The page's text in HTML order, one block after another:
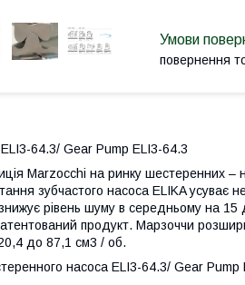
повернення
64.3/ Gear Pump ELI3-64.3
Marzocchi на ринку шестеренних –
зубчастого насоса ELIKA усуває
рівень шуму в середньому на 15
продукт. Марзоччи
до 87,1 см3 / об.
насоса ELI3-64.3/ Gear Pump